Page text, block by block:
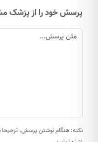
پرسش خود را از پزشک
نکته: هنگام نوشتن پرسش،